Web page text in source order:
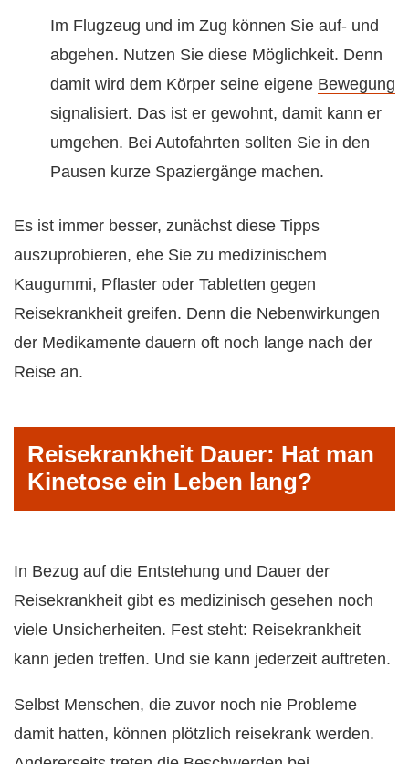
Im Flugzeug und im Zug können Sie auf- und
abgehen. Nutzen Sie diese Möglichkeit. Denn
damit wird dem Körper seine eigene Bewegung
signalisiert. Das ist er gewohnt, damit kann er
umgehen. Bei Autofahrten sollten Sie in den
Pausen kurze Spaziergänge machen.
Es ist immer besser, zunächst diese Tipps
auszuprobieren, ehe Sie zu medizinischem
Kaugummi, Pflaster oder Tabletten gegen
Reisekrankheit greifen. Denn die Nebenwirkungen
der Medikamente dauern oft noch lange nach der
Reise an.
Reisekrankheit Dauer: Hat man
Kinetose ein Leben lang?
In Bezug auf die Entstehung und Dauer der
Reisekrankheit gibt es medizinisch gesehen noch
viele Unsicherheiten. Fest steht: Reisekrankheit
kann jeden treffen. Und sie kann jederzeit auftreten.
Selbst Menschen, die zuvor noch nie Probleme
damit hatten, können plötzlich reisekrank werden.